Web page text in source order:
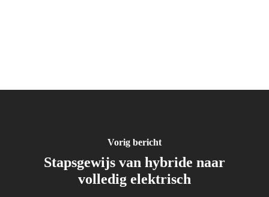
Vorig bericht
Stapsgewijs van hybride naar
volledig elektrisch